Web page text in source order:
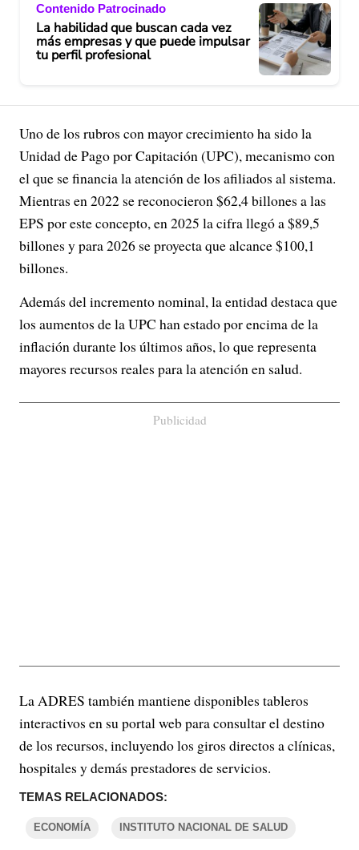
Contenido Patrocinado
La habilidad que buscan cada vez
más empresas y que puede impulsar
tu perfil profesional
Uno de los rubros con mayor crecimiento ha sido la
Unidad de Pago por Capitación (UPC), mecanismo con
el que se financia la atención de los afiliados al sistema.
Mientras en 2022 se reconocieron $62,4 billones a las
EPS por este concepto, en 2025 la cifra llegó a $89,5
billones y para 2026 se proyecta que alcance $100,1
billones.
Además del incremento nominal, la entidad destaca que
los aumentos de la UPC han estado por encima de la
inflación durante los últimos años, lo que representa
mayores recursos reales para la atención en salud.
Publicidad
La ADRES también mantiene disponibles tableros
interactivos en su portal web para consultar el destino
de los recursos, incluyendo los giros directos a clínicas,
hospitales y demás prestadores de servicios.
TEMAS RELACIONADOS:
ECONOMÍA INSTITUTO NACIONAL DE SALUD